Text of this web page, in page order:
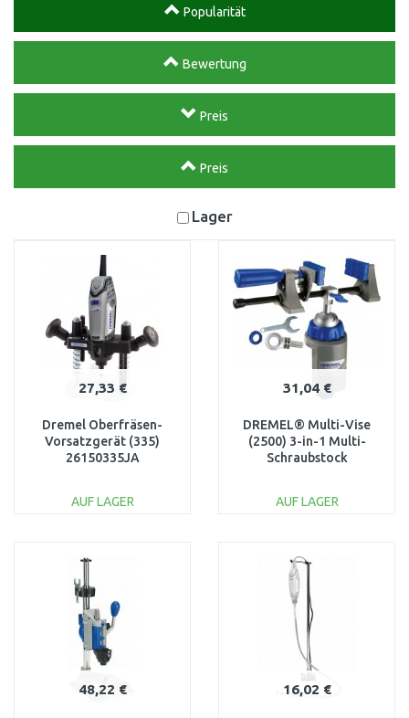
Popularität
Bewertung
Preis
Preis
Lager
27,33 €
Dremel Oberfräsen-
Vorsatzgerät (335)
26150335JA
AUF LAGER
Vergleichen
31,04 €
DREMEL® Multi-Vise
(2500) 3-in-1 Multi-
Schraubstock
AUF LAGER
Vergleichen
48,22 € 16,02 €